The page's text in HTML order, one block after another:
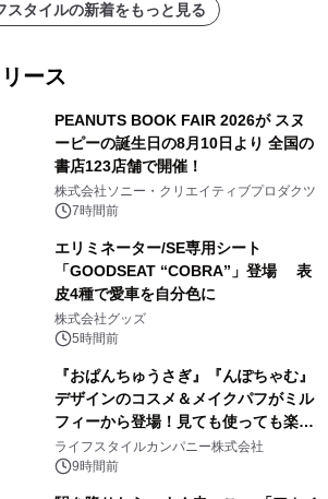
スタイルの新着をもっと見る
ース
PEANUTS BOOK FAIR 2026が スヌ
ーピーの誕生日の8月10日より 全国の
書店123店舗で開催！
株式会社ソニー・クリエイティブプロダクツ
7時間前
エリミネーター/SE専用シート
「GOODSEAT “COBRA”」登場 表
皮4種で愛車を自分色に
株式会社グッズ
5時間前
『おぱんちゅうさぎ』『んぽちゃむ』
デザインのコスメ＆メイクパフがミル
フィーから登場！見ても使っても楽し
い、ポップでキュートなコレクショ
ン。
ライフスタイルカンパニー株式会社
9時間前